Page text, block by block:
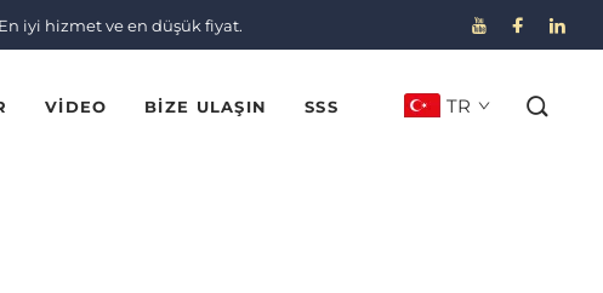
En iyi hizmet ve en düşük fiyat.
VIDEO BIZE ULAŞIN SSS TR